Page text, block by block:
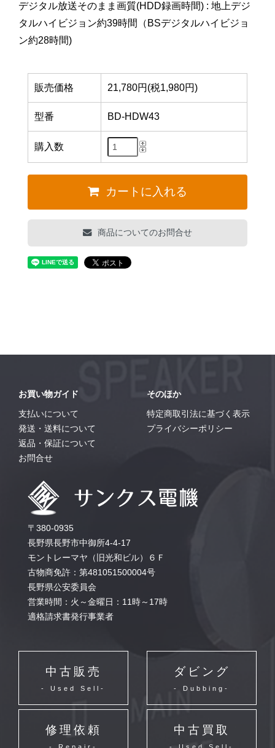
デジタル放送そのまま画質(HDD録画時間) : 地上デジ
タルハイビジョン約39時間（BSデジタルハイビジョ
ン約28時間)
販売価格 21,780円(税1,980円)
型番 BD-HDW43
購入数
カートに入れる
商品についてのお問合せ
お買い物ガイド
支払いについて
発送・送料について
返品・保証について
お問合せ
そのほか
特定商取引法に基づく表示
プライバシーポリシー
〒380-0935
長野県長野市中御所4-4-17
モントレーマヤ（旧光和ビル）６Ｆ
古物商免許：第481051500004号
長野県公安委員会
営業時間：火～金曜日：11時～17時
適格請求書発行事業者
中古販売
- Used Sell-
ダビング
- Dubbing-
修理依頼 中古買取